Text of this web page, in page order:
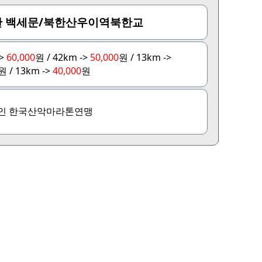
백세문/북한산우이역북한교
60,000원 / 42km -> 50,000원 / 13km ->
/ 13km ->40,000원
한국산악마라톤연맹